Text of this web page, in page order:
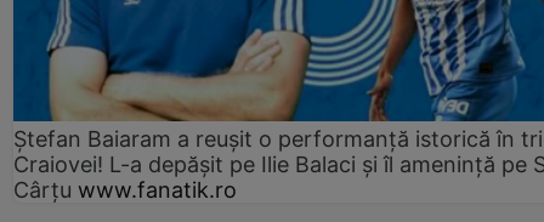
Ștefan Baiaram a reușit o performanță istorică în
Craiovei! L-a depășit pe Ilie Balaci și îl amenință pe
Cârțu www.fanatik.ro